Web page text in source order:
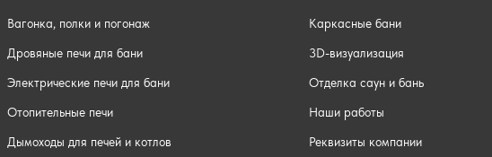
Вагонка, полки и погонаж
Дровяные печи для бани
Электрические печи для бани
Отопительные печи
Дымоходы для печей и котлов
Каркасные бани
3D-визуализация
Отделка саун и бань
Наши работы
Реквизиты компании